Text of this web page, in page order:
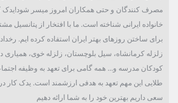
مصرف کنندگان و حتی همکاران امروز میسر شود!یدک
خانواده ایرانی شناخته است. ما با افتخار از پتانسیل
برای ساختن روزهای بهتر ایران استفاده کرده ایم.
زلزله کرمانشاه، سیل بلوچستان، زلزله خوی، همیاری
کودکان مدرسه و... همه گامی برای تعهد به وظیفه
طلایی این مهم تعهد به هدفی ارزشمند است. یدک کار
سعی داریم بهترین خود را به شما ارائه دهیم